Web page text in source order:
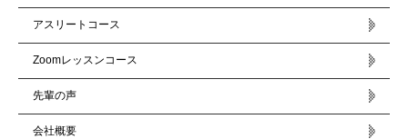
アスリートコース
Zoomレッスンコース
先輩の声
会社概要